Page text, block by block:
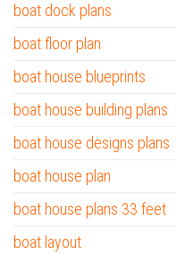
boat dock plans
boat floor plan
boat house blueprints
boat house building plans
boat house designs plans
boat house plan
boat house plans 33 feet
boat layout